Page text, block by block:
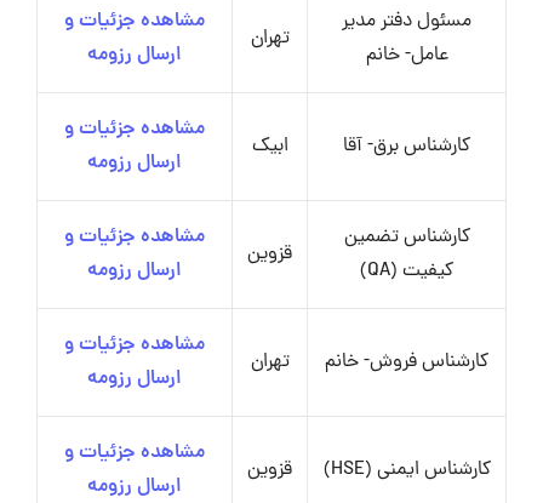
مسئول دفتر مدیر
عامل- خانم
تهران
مشاهده جزئیات و
ارسال رزومه
کارشناس برق- آقا ابیک
مشاهده جزئیات و
ارسال رزومه
کارشناس تضمین
کیفیت (QA)
قزوین
مشاهده جزئیات و
ارسال رزومه
کارشناس فروش- خانم تهران
مشاهده جزئیات و
ارسال رزومه
کارشناس ایمنی (HSE) قزوین
مشاهده جزئیات و
ارسال رزومه